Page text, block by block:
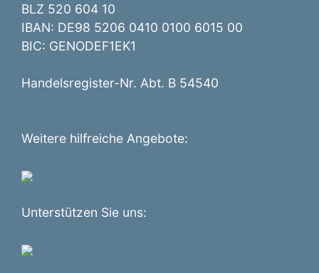
BLZ 520 604 10
IBAN: DE98 5206 0410 0100 6015 00
BIC: GENODEF1EK1
Handelsregister-Nr. Abt. B 54540
Weitere hilfreiche Angebote:
Unterstützen Sie uns: